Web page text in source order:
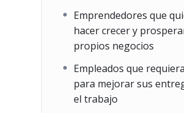
Emprendedores que
hacer crecer y
propios negocios
Empleados que
para mejorar sus
el trabajo